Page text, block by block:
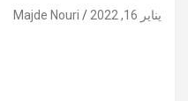
يناير 16, 2022 Majde Nouri